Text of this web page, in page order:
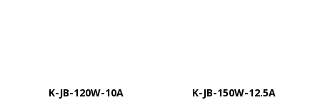
K-JB-120W-10A
K-JB-150W-12.5A